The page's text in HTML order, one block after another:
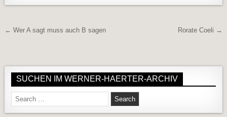
Beitragsnavigation Rorate Coeli →
← Wer A sagt muss auch B sagen
SUCHEN IM WERNER-HAERTER-ARCHIV
Search for: